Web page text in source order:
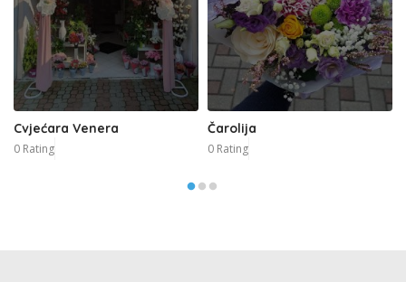
Cvjećara Venera
0 Rating
Čarolija
0 Rating